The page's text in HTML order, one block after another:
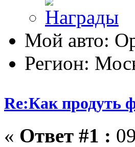
Мой авто:
Регион:
Re:Как продуть
« Ответ #1 :